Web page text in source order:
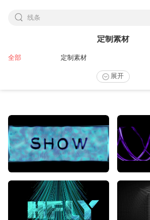
线条
定制素材
全部 定制素材
展开